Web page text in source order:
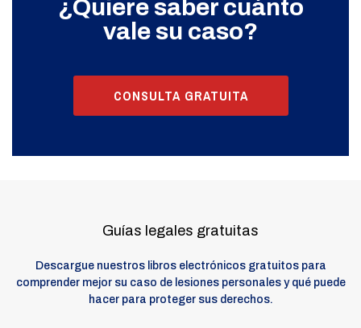
¿Quiere saber cuánto
vale su caso?
CONSULTA GRATUITA
Guías legales gratuitas
Descargue nuestros libros electrónicos gratuitos para
comprender mejor su caso de lesiones personales y qué puede
hacer para proteger sus derechos.